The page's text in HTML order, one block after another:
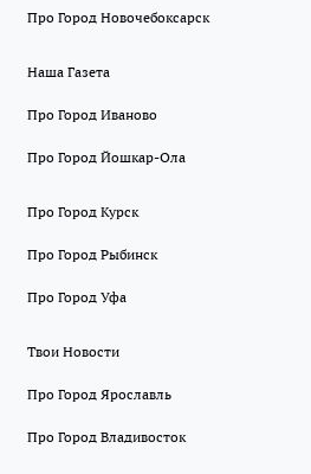
Про Город Новочебоксарск
Наша Газета
Про Город Иваново
Про Город Йошкар-Ола
Про Город Курск
Про Город Рыбинск
Про Город Уфа
Твои Новости
Про Город Ярославль
Про Город Владивосток